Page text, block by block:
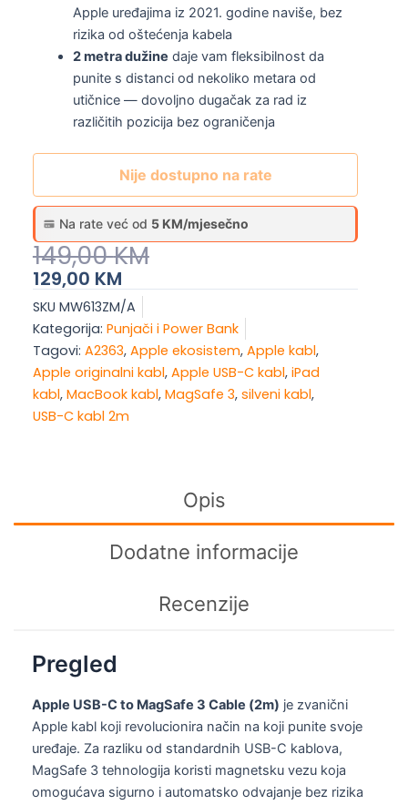
Apple uređajima iz 2021. godine naviše, bez
rizika od oštećenja kabela
2 metra dužine daje vam fleksibilnost da
punite s distanci od nekoliko metara od
utičnice — dovoljno dugačak za rad iz
različitih pozicija bez ograničenja
Na rate već od 5 KM/mjesečno
Nije dostupno na rate
149,00KM
Original
Price
Was:
149,00 KM.
129,00 KM
Current
Price
Is:
129,00 KM.
SKU MW613ZM/A
Kategorija: Punjači i Power Bank
Tagovi: A2363, Apple ekosistem, Apple kabl,
Apple originalni kabl, Apple USB-C kabl, iPad
kabl, MacBook kabl, MagSafe 3, silveni kabl,
USB-C kabl 2m
Opis
Dodatne informacije
Recenzije
Pregled
Apple USB-C to MagSafe 3 Cable (2m) je zvanični
Apple kabl koji revolucionira način na koji punite svoje
uređaje. Za razliku od standardnih USB-C kablova,
MagSafe 3 tehnologija koristi magnetsku vezu koja
omogućava sigurno i automatsko odvajanje bez rizika